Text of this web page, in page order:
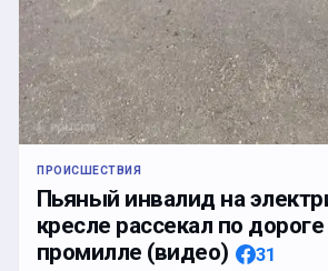
ПРОИСШЕСТВИЯ
Пьяный инвалид на
кресле рассекал по дороге
промилле (видео)
31